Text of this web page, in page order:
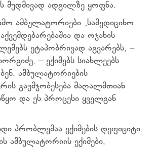
მუდმივად ადგილზე ყოფნა.
ამბულატორიები „სამედიცინო
და ოჯახის
ეტაპობრივად აგვარებს, –
– ექიმებს სიახლეებს
ამბულატორიების
გაუმჯობესება მაღალმთიან
და ეს პროცესი ყველგან
პრობლემაა ექიმების დეფიციტი.
ამბულატორიის ექიმები,